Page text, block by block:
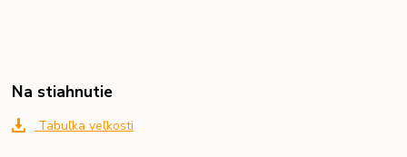
Na stiahnutie
Tabuľka veľkosti